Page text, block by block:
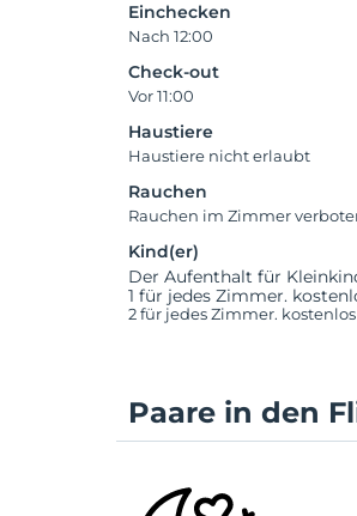
Einchecken
Nach 12:00
Check-out
Vor 11:00
Haustiere
Haustiere nicht erlaubt
Rauchen
Rauchen im Zimmer
Kind(er)
Der Aufenthalt für
1 für jedes Zimmer.
2 für jedes Zimmer.
Paare in den